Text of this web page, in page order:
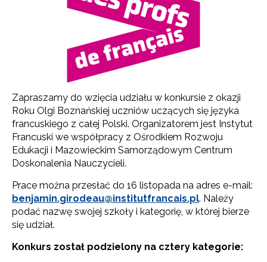
Zapraszamy do wzięcia udziału w konkursie z okazji
Roku Olgi Boznańskiej uczniów uczących się języka
francuskiego z całej Polski. Organizatorem jest Instytut
Francuski we współpracy z Ośrodkiem Rozwoju
Edukacji i Mazowieckim Samorządowym Centrum
Doskonalenia Nauczycieli.
Prace można przesłać do 16 listopada na adres e-mail:
benjamin.girodeau@institutfrancais.pl. Należy
podać nazwę swojej szkoły i kategorię, w której bierze
się udział.
Konkurs został podzielony na cztery kategorie: